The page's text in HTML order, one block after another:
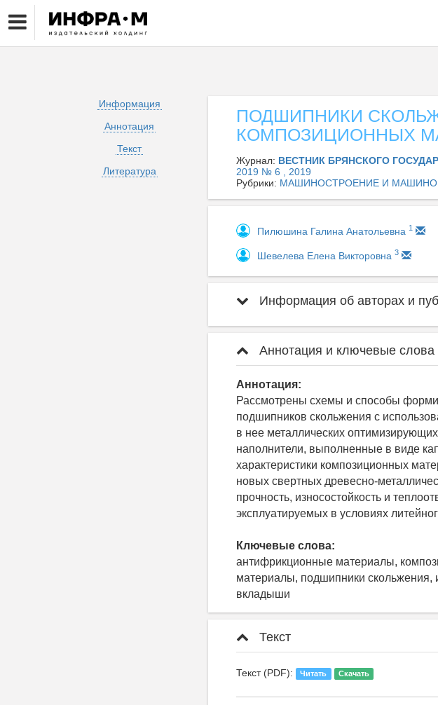
Информация
Аннотация
Текст
Литература
ПОДШИПНИКИ
КОМПОЗИЦИОННЫХ
Журнал: ВЕСТНИК БРЯНСКОГО
2019 № 6 , 2019
Рубрики: МАШИНОСТРОЕНИЕ И
Пилюшина Галина Анатольевна 1
Шевелева Елена Викторовна 3
Информация об авторах и
Аннотация и ключевые слова
Аннотация:
Рассмотрены схемы и способы
подшипников скольжения с
в нее металлических
наполнители, выполненные в виде
характеристики композиционных
новых свертных древесно-
прочность, износостойкость и
эксплуатируемых в условиях
Ключевые слова:
антифрикционные материалы,
материалы, подшипники скольжения,
вкладыши
Текст
Текст (PDF): Читать Скачать